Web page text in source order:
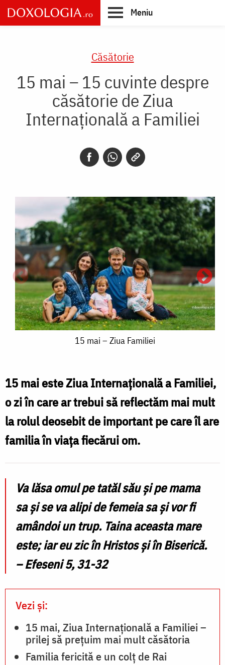
Skip
to
main
Meniu
Căsătorie
15 mai – 15 cuvinte despre
căsătorie de Ziua
Internațională a Familiei
Ziua
Familiei
15 mai – Ziua Familiei
15 mai este Ziua Internațională a Familiei,
o zi în care ar trebui să reflectăm mai mult
la rolul deosebit de important pe care îl are
familia în viața fiecărui om.
Va lăsa omul pe tatăl său şi pe mama
sa şi se va alipi de femeia sa şi vor fi
amândoi un trup. Taina aceasta mare
este; iar eu zic în Hristos şi în Biserică.
– Efeseni 5, 31-32
Vezi și:
15 mai, Ziua Internaţională a Familiei –
prilej să prețuim mai mult căsătoria
Familia fericită e un colț de Rai